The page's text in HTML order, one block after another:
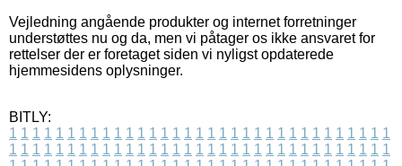
Vejledning angående produkter og internet forretninger
understøttes nu og da, men vi påtager os ikke ansvaret for
rettelser der er foretaget siden vi nyligst opdaterede
hjemmesidens oplysninger.
BITLY:
1 1 1 1 1 1 1 1 1 1 1 1 1 1 1 1 1 1 1 1 1 1 1 1 1 1 1 1 1 1 1 1 1
1 1 1 1 1 1 1 1 1 1 1 1 1 1 1 1 1 1 1 1 1 1 1 1 1 1 1 1 1 1 1 1 1